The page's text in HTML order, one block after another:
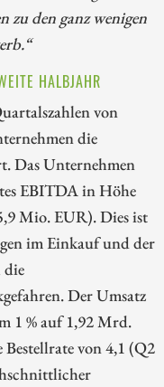
zu den ganz wenigen
HALBJAHR
von
die
Das Unternehmen
EBITDA in Höhe
Mio. EUR). Dies ist
im Einkauf und der
Der Umsatz
1 % auf 1,92 Mrd.
von 4,1 (Q2